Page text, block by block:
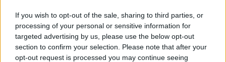
If you wish to opt-out of the sale, sharing to third parties, or
processing of your personal or sensitive information for
targeted advertising by us, please use the below opt-out
section to confirm your selection. Please note that after your
opt-out request is processed you may continue seeing
boven Oranje
Dit verdient Dusan Tadic bij NEC: salaris en
contractdetails